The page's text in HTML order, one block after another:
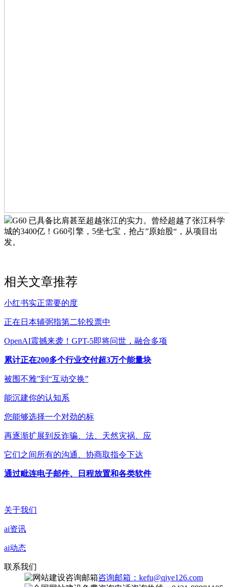
G60 已具备比肩甚至超越张江的实力。曾经超越了张江科学
城的3400亿！G60引擎，5坐七宝，抢占”原始股“，从项目出
发。
相关文章推荐
小红书实正需要的度
正在日本辅弼指第二轮投票中
OpenAI震撼来袭！GPT-5即将问世，融合多项
累计正在200多个行业交付超3万个能量块
被围不雅”到“互动交换”
能沉建你的认知系
您能够选择一个对劲的标
再逐渐扩展到反诈骗、法、天然灾祸、应
它们之间所有的沟通、协商取指令下达
通过毗连电子邮件、日程放置和各类软件
关于我们
ai资讯
ai动态
联系我们
咨询邮箱：kefu@qiye126.com